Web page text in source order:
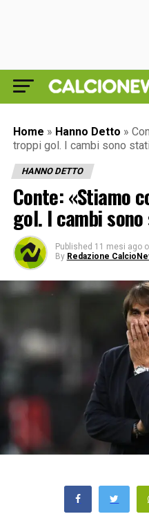
Home » Hanno Detto »
troppi gol. I cambi sono
HANNO DETTO
Conte: «Stiamo
gol. I cambi
Published 11 mesi ago
By Redazione